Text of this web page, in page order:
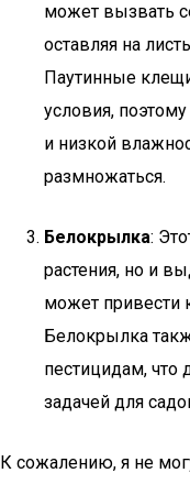
может вызвать
оставляя на
Паутинные
условия,
и низкой
размножаться.
Белокрылка:
растения, но и
может привести
Белокрылка
пестицидам, что
задачей для
К сожалению, я не